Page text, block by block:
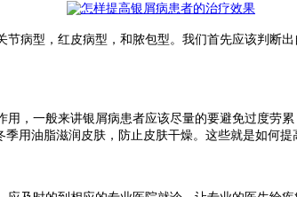
病型，红皮病型，和脓包型。我们首先应该判断
，一般来讲银屑病患者应该尽量的要避免过度劳
用油脂滋润皮肤，防止皮肤干燥。这些就是如何提